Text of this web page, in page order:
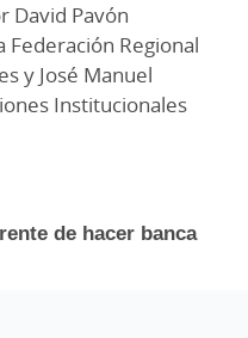
David Pavón
Federación Regional
y José Manuel
Institucionales
de hacer banca